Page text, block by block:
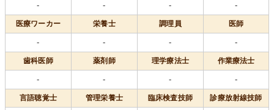
- - - -
医療ワーカー 栄養士 調理員 医師
- - - -
歯科医師 薬剤師 理学療法士 作業療法士
- - - -
言語聴覚士 管理栄養士 臨床検査技師 診療放射線技師